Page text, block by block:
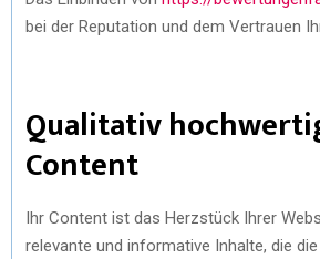
bei der Reputation und dem Vertrauen
Qualitativ
Content
Ihr Content ist das Herzstück Ihrer
relevante und informative Inhalte, die